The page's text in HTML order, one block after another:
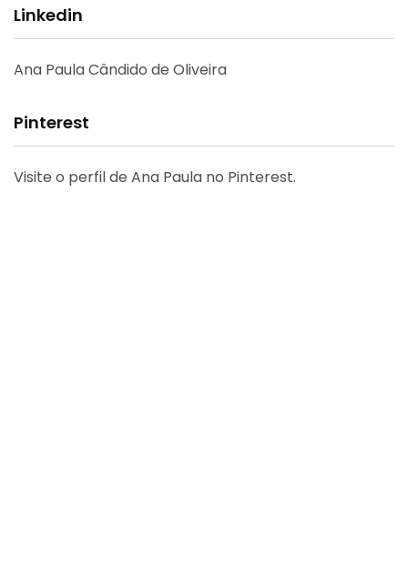
Linkedin
Ana Paula Cândido de Oliveira
Pinterest
Visite o perfil de Ana Paula no Pinterest.